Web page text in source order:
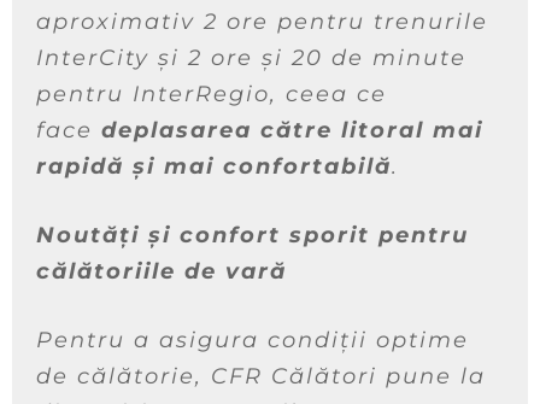
aproximativ 2 ore pentru trenurile
InterCity și 2 ore și 20 de minute
pentru InterRegio, ceea ce
face deplasarea către litoral mai
rapidă și mai confortabilă.
Noutăți și confort sporit pentru
călătoriile de vară
Pentru a asigura condiții optime
de călătorie, CFR Călători pune la